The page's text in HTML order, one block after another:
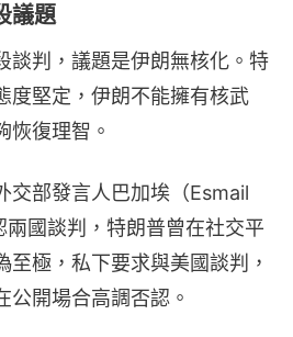
議題
談判，議題是伊朗無核化。特
度堅定，伊朗不能擁有核武
恢復理智。
交部發言人巴加埃（Esmail
國談判，特朗普曾在社交平
至極，私下要求與美國談判，
公開場合高調否認。